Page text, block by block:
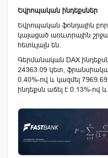
Եվրոպական ինդեքսներ
Եվրոպական ֆոնդային
կայացած առևտրային
հետևյալն են.
Գերմանական DAX
24363.09 կետ,
0.40%-ով և կազմել
ինդեքսն աճել է 0.13%-ով